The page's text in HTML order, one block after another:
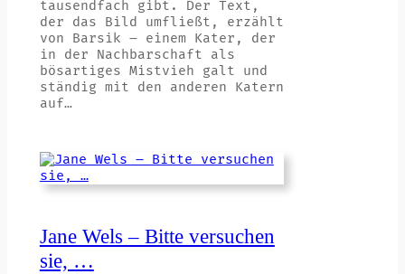
tausendfach gibt. Der Text,
der das Bild umfließt, erzählt
von Barsik – einem Kater, der
in der Nachbarschaft als
bösartiges Mistvieh galt und
ständig mit den anderen Katern
auf…
Jane Wels – Bitte versuchen
sie, …